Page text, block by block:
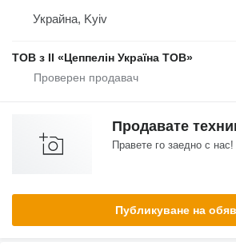
Украйна, Kyiv
ТОВ з ІІ «Цеппелін Україна ТОВ»
Продавате
Правете го заедно с нас!
Публикуване на